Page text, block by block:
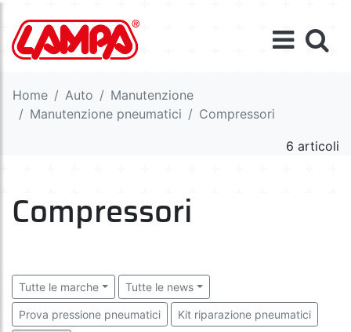
Home Auto
Manutenzione
Manutenzione pneumatici
Compressori
6 articoli
Compressori
Tutte le marche Tutte le news
Prova pressione pneumatici Kit riparazione pneumatici